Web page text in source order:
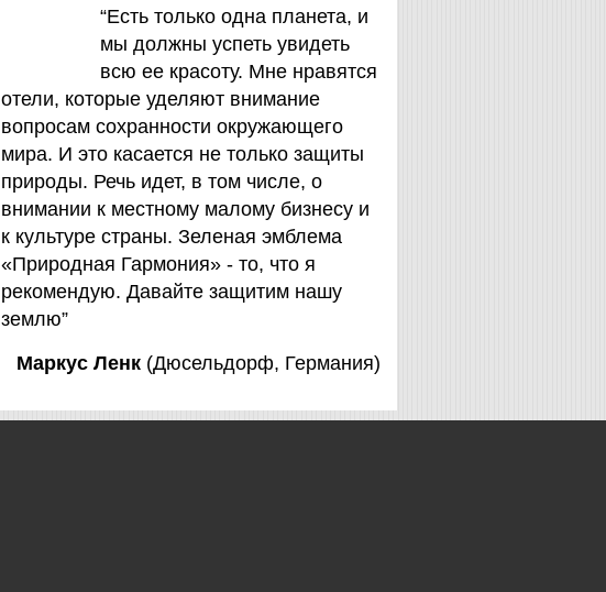
“Есть только одна планета, и
мы должны успеть увидеть
всю ее красоту. Мне нравятся
отели, которые уделяют внимание
вопросам сохранности окружающего
мира. И это касается не только защиты
природы. Речь идет, в том числе, о
внимании к местному малому бизнесу и
к культуре страны. Зеленая эмблема
«Природная Гармония» - то, что я
рекомендую. Давайте защитим нашу
землю”
Маркус Ленк (Дюсельдорф, Германия)